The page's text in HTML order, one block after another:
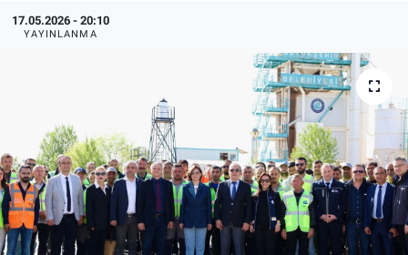
17.05.2026 - 20:10
YAYINLANMA
Sağlık
Ekonomi
Politika
Bilecik
Kütahya
Haber Arşivi